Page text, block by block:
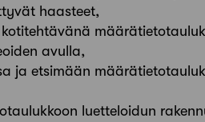
haasteet,
avulla,
ja etsimään
luetteloidun